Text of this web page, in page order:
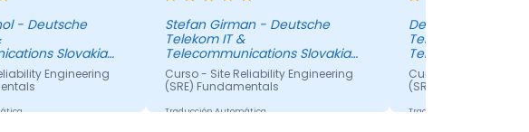
- Deutsche
Slovakia
Engineering
los participantes sean más
activos.
Stefan Girman - Deutsche
Telekom IT &
Telecommunications Slovakia
s.r.o.
Curso - Site Reliability Engineering
(SRE) Fundamentals
Traducción Automática
Denis Majorsky -
Telekom IT &
s.r.o.
Curso - Site
(SRE) Fundamentals
Traducción Automática